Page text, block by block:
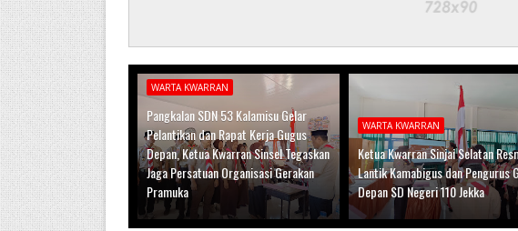
WARTA KWARRAN
Pangkalan SDN 53 Kalamisu Gelar
Pelantikan dan Rapat Kerja Gugus
Depan, Ketua Kwarran Sinsel Tegaskan
Jaga Persatuan Organisasi Gerakan
Pramuka
WARTA KWARRAN
Ketua Kwarran Sinjai Selatan
Lantik Kamabigus dan Pengurus
Depan SD Negeri 110 Jekka